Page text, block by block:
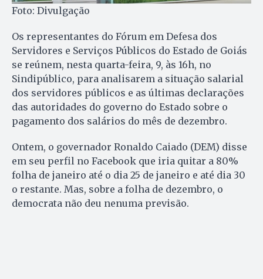
Foto: Divulgação
Os representantes do Fórum em Defesa dos
Servidores e Serviços Públicos do Estado de Goiás
se reúnem, nesta quarta-feira, 9, às 16h, no
Sindipúblico, para analisarem a situação salarial
dos servidores públicos e as últimas declarações
das autoridades do governo do Estado sobre o
pagamento dos salários do mês de dezembro.
Ontem, o governador Ronaldo Caiado (DEM) disse
em seu perfil no Facebook que iria quitar a 80%
folha de janeiro até o dia 25 de janeiro e até dia 30
o restante. Mas, sobre a folha de dezembro, o
democrata não deu nenuma previsão.